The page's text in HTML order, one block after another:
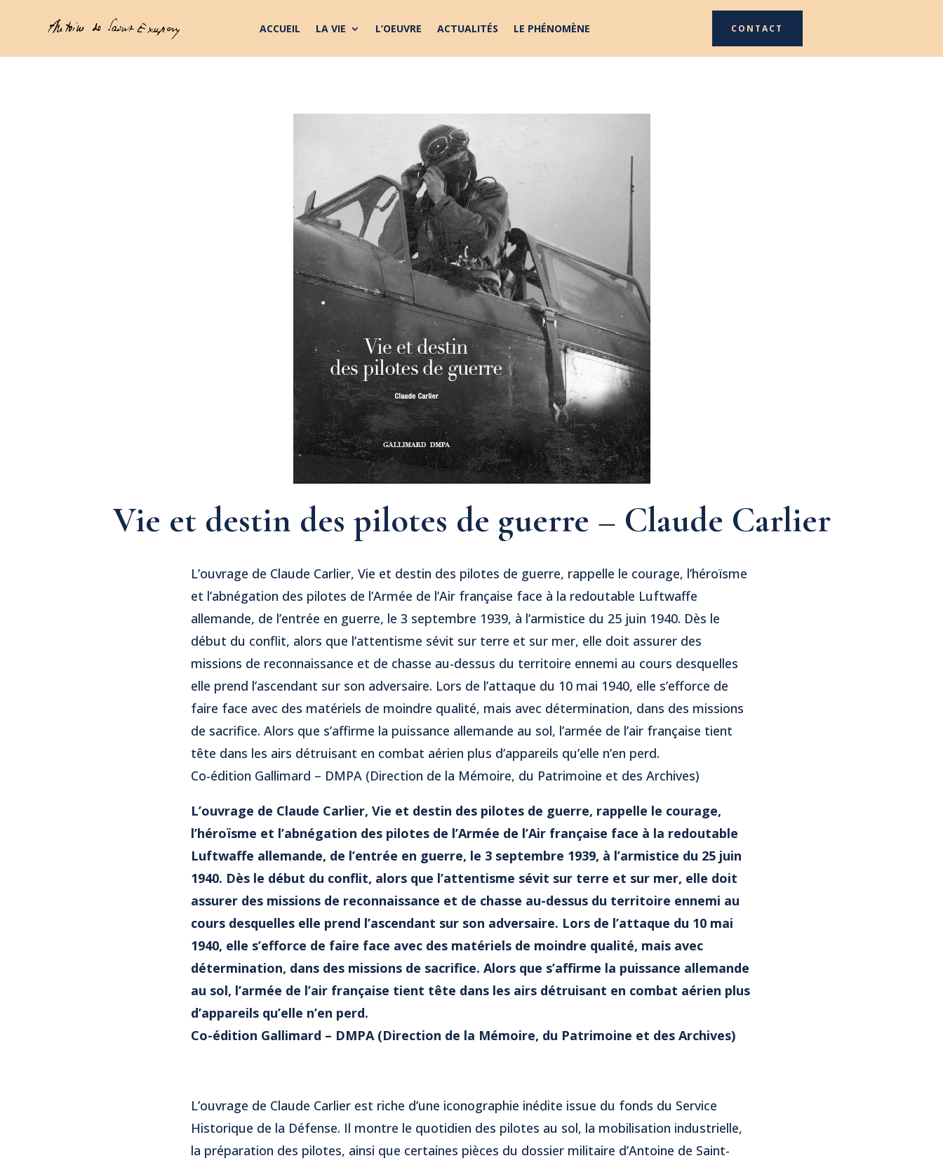
ACCUEIL LA VIE L’OEUVRE ACTUALITÉS LE PHÉNOMÈNE CONTACT
Vie et destin des pilotes de guerre – Claude Carlier
L’ouvrage de Claude Carlier, Vie et destin des pilotes de guerre, rappelle le courage, l’héroïsme
et l’abnégation des pilotes de l’Armée de l’Air française face à la redoutable Luftwaffe
allemande, de l’entrée en guerre, le 3 septembre 1939, à l’armistice du 25 juin 1940. Dès le
début du conflit, alors que l’attentisme sévit sur terre et sur mer, elle doit assurer des
missions de reconnaissance et de chasse au-dessus du territoire ennemi au cours desquelles
elle prend l’ascendant sur son adversaire. Lors de l’attaque du 10 mai 1940, elle s’efforce de
faire face avec des matériels de moindre qualité, mais avec détermination, dans des missions
de sacrifice. Alors que s’affirme la puissance allemande au sol, l’armée de l’air française tient
tête dans les airs détruisant en combat aérien plus d’appareils qu’elle n’en perd.
Co-édition Gallimard – DMPA (Direction de la Mémoire, du Patrimoine et des Archives)
L’ouvrage de Claude Carlier, Vie et destin des pilotes de guerre, rappelle le courage,
l’héroïsme et l’abnégation des pilotes de l’Armée de l’Air française face à la redoutable
Luftwaffe allemande, de l’entrée en guerre, le 3 septembre 1939, à l’armistice du 25 juin
1940. Dès le début du conflit, alors que l’attentisme sévit sur terre et sur mer, elle doit
assurer des missions de reconnaissance et de chasse au-dessus du territoire ennemi au
cours desquelles elle prend l’ascendant sur son adversaire. Lors de l’attaque du 10 mai
1940, elle s’efforce de faire face avec des matériels de moindre qualité, mais avec
détermination, dans des missions de sacrifice. Alors que s’affirme la puissance allemande
au sol, l’armée de l’air française tient tête dans les airs détruisant en combat aérien plus
d’appareils qu’elle n’en perd.
Co-édition Gallimard – DMPA (Direction de la Mémoire, du Patrimoine et des Archives)
L’ouvrage de Claude Carlier est riche d’une iconographie inédite issue du fonds du Service
Historique de la Défense. Il montre le quotidien des pilotes au sol, la mobilisation industrielle,
la préparation des pilotes, ainsi que certaines pièces du dossier militaire d’Antoine de Saint-